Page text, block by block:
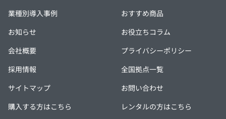
業種別導入事例
おすすめ商品
お知らせ
お役立ちコラム
会社概要
プライバシーポリシー
採用情報
全国拠点一覧
サイトマップ
お問い合わせ
購入する方はこちら
レンタルの方はこちら